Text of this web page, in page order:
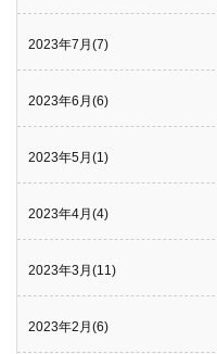
2023年7月(7)
2023年6月(6)
2023年5月(1)
2023年4月(4)
2023年3月(11)
2023年2月(6)